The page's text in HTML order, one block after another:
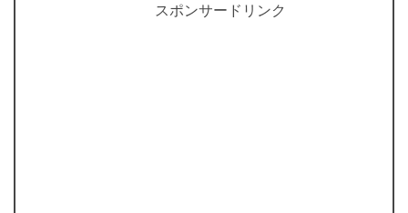
スポンサードリンク